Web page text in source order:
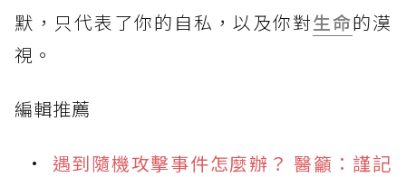
默，只代表了你的自私，以及你對生命的漠
視。⠀⠀
編輯推薦
遇到隨機攻擊事件怎麼辦？ 醫籲：謹記